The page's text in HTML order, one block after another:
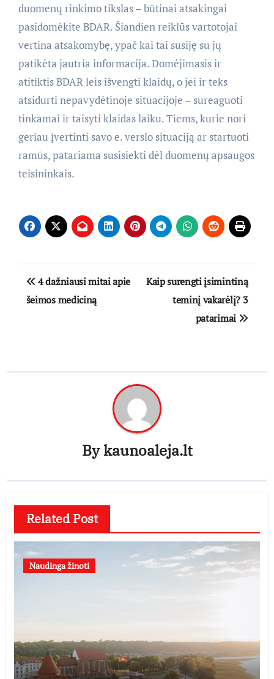
duomenų rinkimo tikslas – būtinai atsakingai
pasidomėkite BDAR. Šiandien reiklūs vartotojai
vertina atsakomybę, ypač kai tai susiję su jų
patikėta jautria informacija. Domėjimasis ir
atitiktis BDAR leis išvengti klaidų, o jei ir teks
atsidurti nepavydėtinoje situacijoje – sureaguoti
tinkamai ir taisyti klaidas laiku. Tiems, kurie nori
geriau įvertinti savo e. verslo situaciją ar startuoti
ramūs, patariama susisiekti dėl duomenų apsaugos
teisininkais.
Navigacija
tarp
4 dažniausi mitai apie
šeimos mediciną
Kaip surengti įsimintiną
teminį vakarėlį? 3
patarimai
Bykaunoaleja.lt
Related Post
Naudinga žinoti